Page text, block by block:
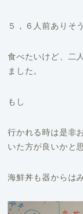
５，６人前ありそ
食べたいけど、二
ました。
もし
行かれる時は是非
いた方が良いかと
海鮮丼も器からは